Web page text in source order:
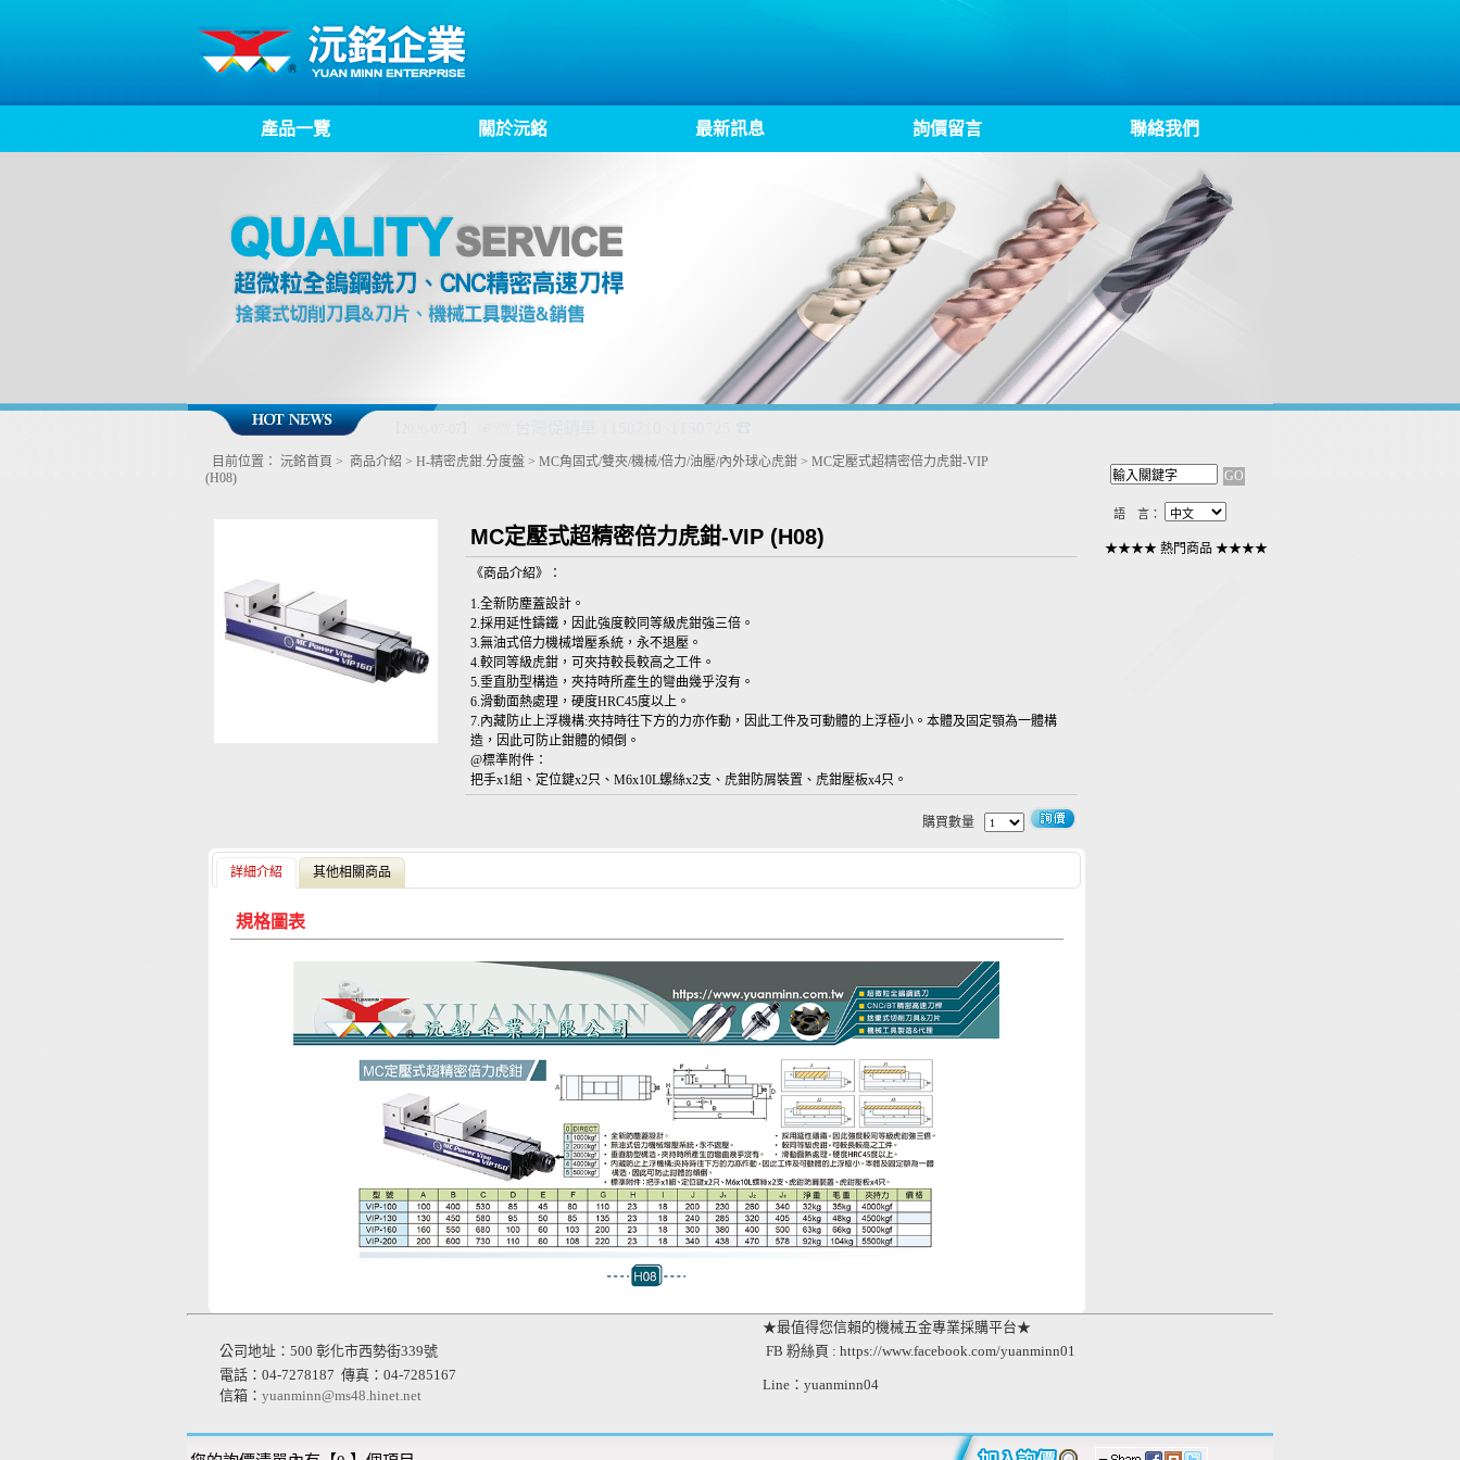
產品一覽 關於沅銘 最新訊息 詢價留言 聯絡我們
目前位置： 沅銘首頁 > 商品介紹 > H-精密虎鉗.分度盤 > MC角固式/雙夾/機械/倍力/油壓/內外球心虎鉗 > MC定壓式超精密倍力虎鉗-VIP
(H08)
MC定壓式超精密倍力虎鉗-VIP (H08)
《商品介紹》：
1.全新防塵蓋設計。
2.採用延性鑄鐵，因此強度較同等級虎鉗強三倍。
3.無油式倍力機械增壓系統，永不退壓。
4.較同等級虎鉗，可夾持較長較高之工件。
5.垂直肋型構造，夾持時所產生的彎曲幾乎沒有。
6.滑動面熱處理，硬度HRC45度以上。
7.內藏防止上浮機構:夾持時往下方的力亦作動，因此工件及可動體的上浮極小。本體及固定顎為一體構
造，因此可防止鉗體的傾倒。
@標準附件：
把手x1組、定位鍵x2只、M6x10L螺絲x2支、虎鉗防屑裝置、虎鉗壓板x4只。
購買數量
詳細介紹 其他相關商品
規格圖表
語 言：
★★★★ 熱門商品 ★★★★
★最值得您信賴的機械五金專業採購平台★
公司地址：500 彰化市西勢街339號
FB 粉絲頁 : https://www.facebook.com/yuanminn01
電話：04-7278187 傳真：04-7285167
信箱： yuanminn@ms48.hinet.net
Line：yuanminn04